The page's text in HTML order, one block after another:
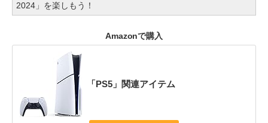
2024」を楽しもう！
Amazonで購入
「PS5」関連アイテム